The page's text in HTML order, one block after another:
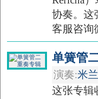
协奏。这
客服咨询
单簧管
演奏:米
这张专辑